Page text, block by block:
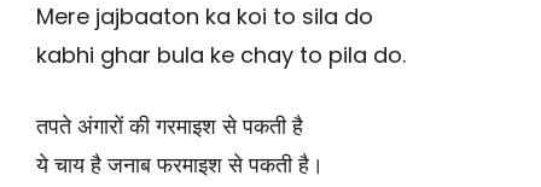
Mere jajbaaton ka koi to sila do
kabhi ghar bula ke chay to pila do.
तपते अंगारों की गरमाइश से पकती है
ये चाय है जनाब फरमाइश से पकती है।